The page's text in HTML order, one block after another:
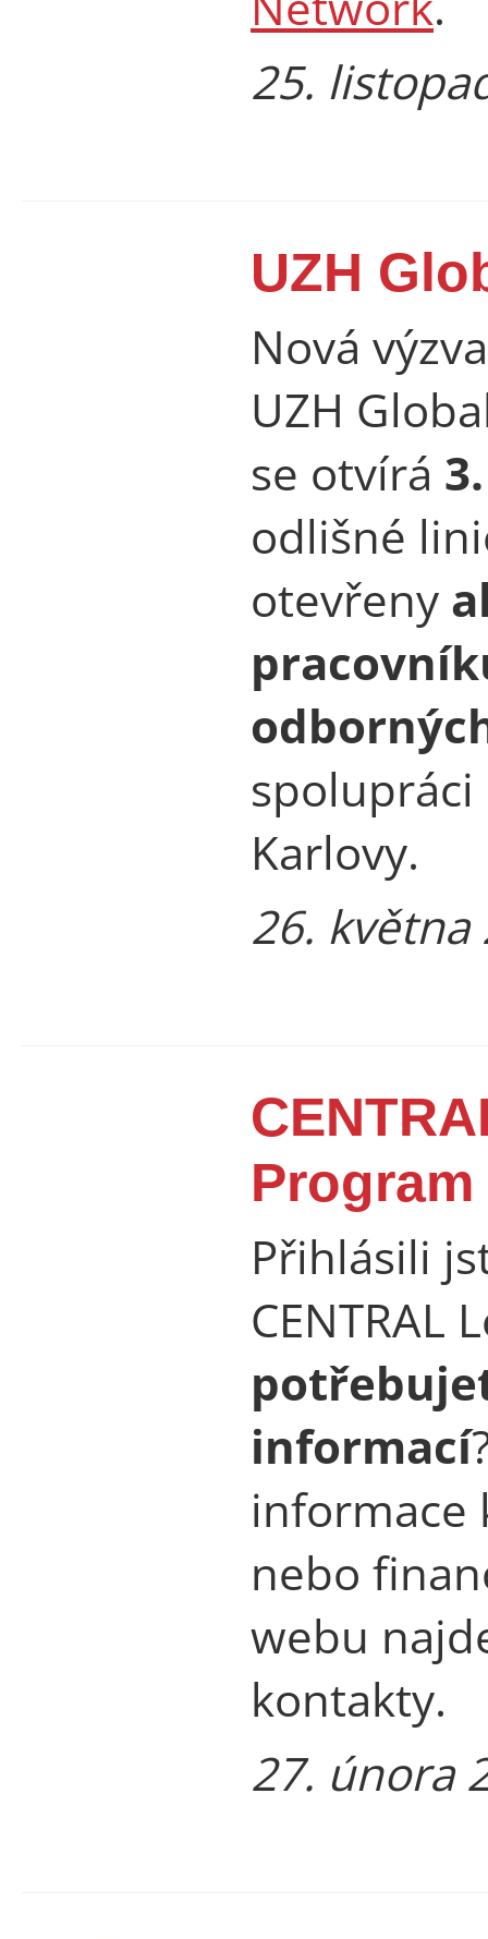
25.
UZH
Nová
UZH
se otvírá
odlišné
otevřeny
spolupráci
Karlovy.
26. května
Program
Přihlásili
CENTRAL
informací
informace
nebo
webu
kontakty.
27. února